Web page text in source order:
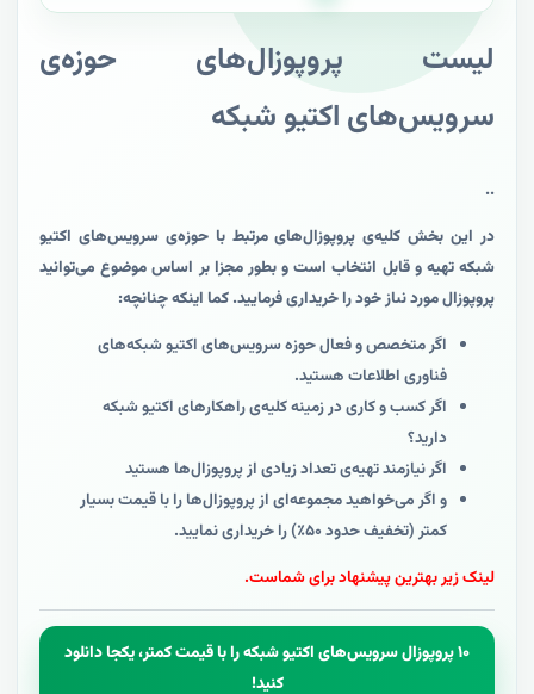
لیست پروپوزال‌های حوزه‌ی
سرویس‌های اکتیو شبکه
..
در این بخش کلیه‌ی پروپوزال‌های مرتبط با حوزه‌ی سرویس‌های اکتیو
شبکه تهیه و قابل انتخاب است و بطور مجزا بر اساس موضوع می‌توانید
پروپوزال مورد نىاز خود را خریداری فرمایید. کما اینکه چنانچه:
اگر متخصص و فعال حوزه سرویس‌های اکتیو شبکه‌های
فناوری اطلاعات هستید.
اگر کسب و کاری در زمینه کلیه‌ی راهکارهای اکتیو شبکه
دارید؟
اگر نیازمند تهیه‌ی تعداد زیادی از پروپوزال‌ها هستید
و اگر می‌خواهید مجموعه‌ای از پروپوزال‌ها را با قیمت بسیار
کمتر (تخفیف حدود ۵۰٪) را خریداری نمایید.
لینک زیر بهترین پیشنهاد برای شماست.
۱۰ پروپوزال سرویس‌های اکتیو شبکه را با قیمت کمتر، یکجا دانلود
کنید!